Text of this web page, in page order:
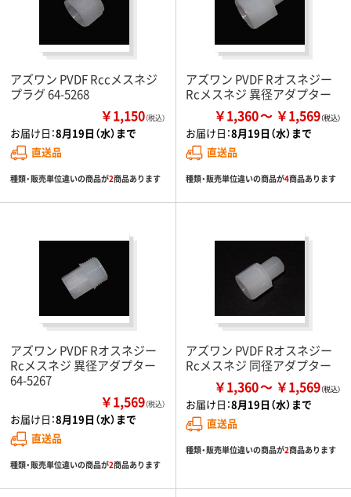
アズワン PVDF Rccメスネジ
プラグ 64-5268
￥1,150（税込）
お届け日：8月19日（水）まで
直送品
種類・販売単位違いの商品が2商品あります
アズワン PVDF Rオスネジー
Rcメスネジ 異径アダプター
￥1,360 ￥1,569
お届け日：8月19日（水）まで
直送品
種類・販売単位違いの商品が4商品あります
アズワン PVDF Rオスネジー
Rcメスネジ 異径アダプター
64-5267
￥1,569（税込）
お届け日：8月19日（水）まで
直送品
種類・販売単位違いの商品が2商品あります
アズワン PVDF Rオスネジー
Rcメスネジ 同径アダプター
￥1,360 ￥1,569
お届け日：8月19日（水）まで
直送品
種類・販売単位違いの商品が2商品あります